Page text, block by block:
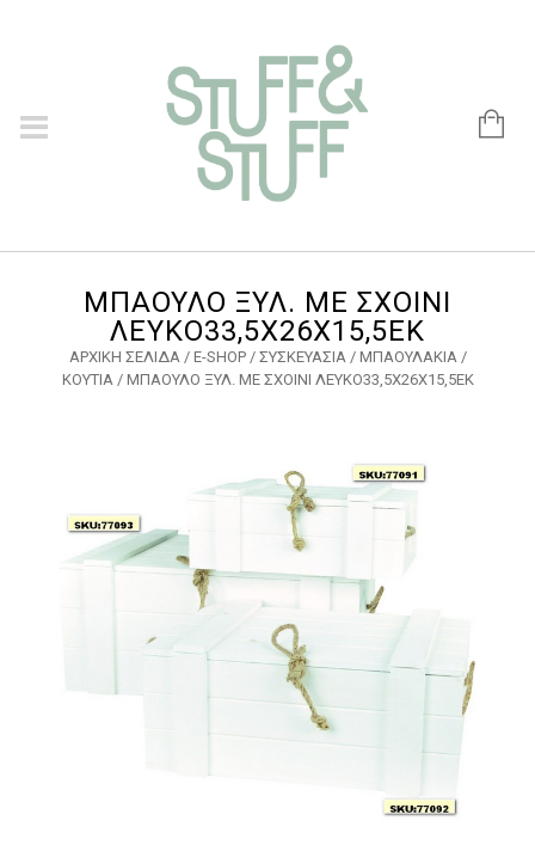
ΜΠΑΟΥΛΟ ΞΥΛ. ΜΕ ΣΧΟΙΝΙ
ΛΕΥΚΟ33,5Χ26Χ15,5ΕΚ
ΑΡΧΙΚΉ ΣΕΛΊΔΑ/ E-SHOP/ ΣΥΣΚΕΥΑΣΙΑ/ ΜΠΑΟΥΛΑΚΙΑ /
ΚΟΥΤΙΑ/ ΜΠΑΟΥΛΟ ΞΥΛ. ΜΕ ΣΧΟΙΝΙ ΛΕΥΚΟ33,5Χ26Χ15,5ΕΚ